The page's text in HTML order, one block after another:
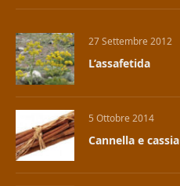
27 Settembre 2012
L’assafetida
5 Ottobre 2014
Cannella e cassia